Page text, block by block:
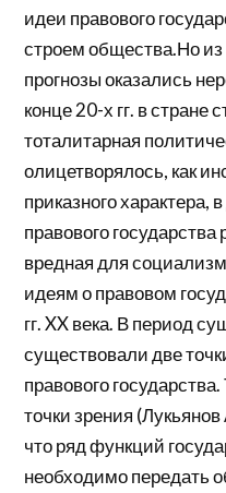
идеи правового
строем общества.Но из
прогнозы оказались
конце 20-х гг. в стране
тоталитарная
олицетворялось, как
приказного характера,
правового
вредная для
идеям о правовом
гг. XX века. В период
существовали две
правового
точки зрения
что ряд функций
необходимо передать